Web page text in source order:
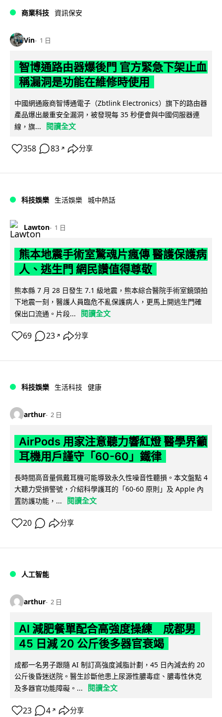
商業科技 資訊保安
Vin 1 日
智博通路由器爆後門 官方緊急下架止血
稱漏洞是功能在維修時使用
中國網通廠商智博通電子（Zbtlink Electronics）旗下的路由器
產品爆出嚴重安全漏洞，被發現每 35 秒便會與中國伺服器連
線，旗...
閱讀全文
358 83 ↗ 分享
科技娛樂 生活娛樂 城中熱話
Lawton 1 日
熊本地震手術室驚魂片瘋傳 醫護保護病
人、逃生門 網民讚值得尊敬
熊本縣 7 月 28 日發生 7.1 級地震，熊本綜合醫院手術室鏡頭拍
下地震一刻，醫護人員臨危不亂保護病人，更馬上開逃生門確
保出口流通。片段...
閱讀全文
69 23 ↗ 分享
科技娛樂 生活科技 健康
arthur 2 日
AirPods 用家注意聽力響紅燈 醫學界籲
耳機用戶謹守「60-60」鐵律
長時間高音量佩戴耳機可能導致永久性噪音性聽損。本文盤點 4
大聽力受損警號，介紹科學護耳的「60-60 原則」及 Apple 內
置防護功能，...
閱讀全文
20 分享
人工智能
arthur 2 日
AI 減肥餐單配合高強度操練 成都男
45 日減 20 公斤後多器官衰竭
成都一名男子跟隨 AI 制訂高強度減脂計劃，45 日內減去約 20
公斤後昏迷送院。醫生診斷他患上尿源性膿毒症、膿毒性休克
及多器官功能障礙。...
閱讀全文
23 4 ↗ 分享